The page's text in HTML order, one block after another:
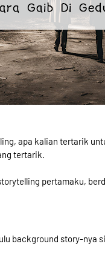
apa kalian tertarik
tertarik.
pertamaku,
background story-nya